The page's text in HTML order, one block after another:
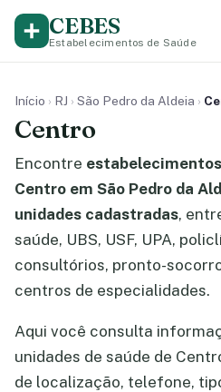
CEBES
Estabelecimentos de Saúde
Início › RJ › São Pedro da Aldeia ›
Centro
Encontre
Centro em São Pedro da
unidades cadastradas,
saúde, UBS, USF, UPA,
consultórios, pronto-
centros de especialidades.
Aqui você consulta
unidades de saúde de
de localização, telefone,